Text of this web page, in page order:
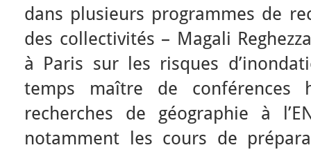
dans plusieurs programmes de
des collectivités – Magali
à Paris sur les risques
temps maître de conférences
recherches de géographie à
notamment les cours de